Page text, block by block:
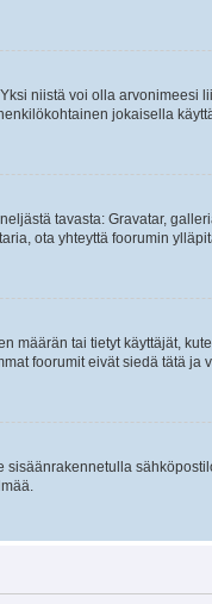
niistä voi olla
jokaisella
tavasta: Gravatar,
ota yhteyttä foorumin
määrän tai tietyt käyttäjät,
foorumit eivät siedä tätä